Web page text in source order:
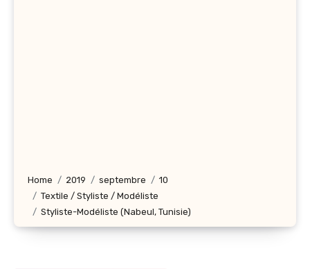
Home 2019 septembre
10
Textile / Styliste / Modéliste
Styliste-Modéliste (Nabeul‎, Tunisie)